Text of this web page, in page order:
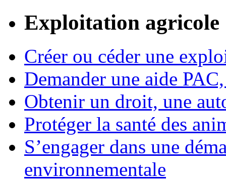
Exploitation agricole
Créer ou céder une
Demander une aide
Obtenir un droit, une
Protéger la santé des
S’engager dans une
environnementale